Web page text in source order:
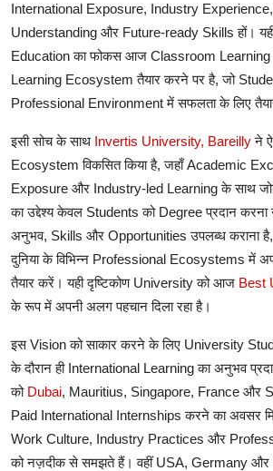
International Exposure, Industry
Understanding और Future-ready Skillsहों।
Educationका फोकस आज Classroom Learning
Learning Ecosystemतैयार करने पर है,जो
Professional Environmentमें सफलता के लिए
इसी सोच के साथ Invertis University, Bareilly ने
Ecosystemविकसित किया है,जहाँAcademic
Exposure और Industry-led Learning के साथ
का उद्देश्य केवल StudentsकोDegreeप्रदान करना
अनुभव, Skills और Opportunitiesउपलब्ध कराना है
दुनिया के विभिन्न Professional Ecosystemsमें
तैयार करें। यही दृष्टिकोणUniversityको आज Best
के रूप में अपनी अलग पहचान दिला रहा है।
इसVisionको साकार करने के लिए University
के दौरान हीInternational Learningका अनुभव
को Dubai, Mauritius, Singapore, France और
Paid International Internships करने का अवसर
Work Culture, Industry Practices और
को नज़दीक से समझते हैं। वहीं USA, Germany और